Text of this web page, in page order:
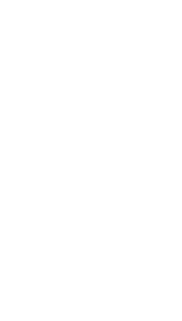
proporciona un informe que
mapas de sitio realiza en un
su mapa de sitio convertido,
manual o atención adicional.